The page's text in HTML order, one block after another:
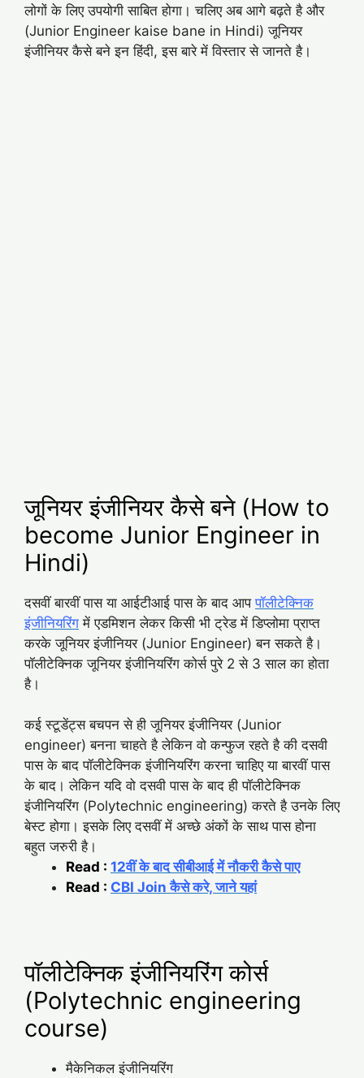
लोगों के लिए उपयोगी साबित होगा। चलिए अब आगे बढ़ते है और
(Junior Engineer kaise bane in Hindi) जूनियर
इंजीनियर कैसे बने इन हिंदी, इस बारे में विस्तार से जानते है।
जूनियर इंजीनियर कैसे बने (How to
become Junior Engineer in
Hindi)
दसवीं बारवीं पास या आईटीआई पास के बाद आपपॉलीटेक्निक
इंजीनियरिंग में एडमिशन लेकर किसी भी ट्रेड में डिप्लोमा प्राप्त
करके जूनियर इंजीनियर (Junior Engineer) बन सकते है।
पॉलीटेक्निक जूनियर इंजीनियरिंग कोर्स पुरे 2 से 3 साल का होता
है।
कई स्टूडेंट्स बचपन से ही जूनियर इंजीनियर (Junior
engineer) बनना चाहते है लेकिन वो कन्फुज रहते है की दसवी
पास के बाद पॉलीटेक्निक इंजीनियरिंग करना चाहिए या बारवीं पास
के बाद। लेकिन यदि वो दसवी पास के बाद ही पॉलीटेक्निक
इंजीनियरिंग (Polytechnic engineering) करते है उनके लिए
बेस्ट होगा। इसके लिए दसवीं में अच्छे अंकों के साथ पास होना
बहुत जरुरी है।
Read : 12वीं के बाद सीबीआई में नौकरी कैसे पाए
Read : CBI Join कैसे करे, जाने यहां
पॉलीटेक्निक इंजीनियरिंग कोर्स
(Polytechnic engineering
course)
मैकेनिकल इंजीनियरिंग